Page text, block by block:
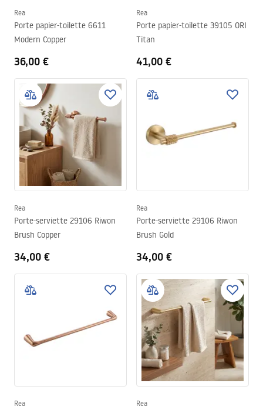
Rea
Porte papier-toilette 6611
Modern Copper
36,00 €
Rea
Porte papier-toilette 39105 ORI
Titan
41,00 €
Rea
Porte-serviette 29106 Riwon
Brush Copper
34,00 €
Rea
Porte-serviette 29106 Riwon
Brush Gold
34,00 €
Rea Rea